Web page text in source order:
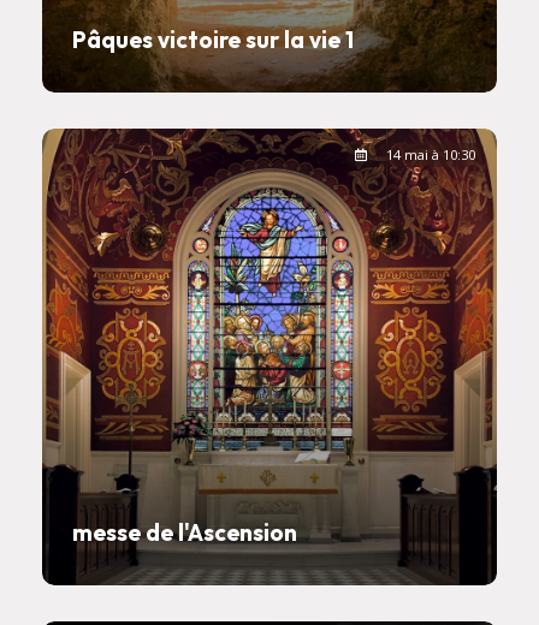
Pâques victoire sur la vie 1
messe de l'Ascension
14 mai à 10:30